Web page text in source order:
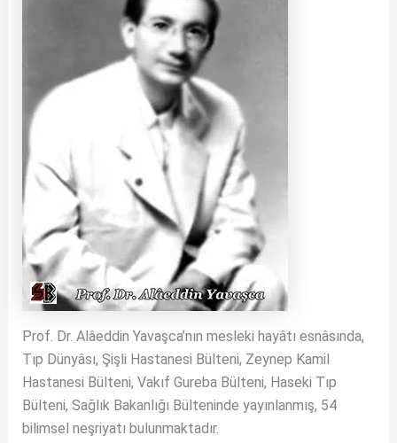
Prof. Dr. Alâeddin Yavaşca’nın mesleki hayâtı esnâsında,
Tıp Dünyâsı, Şişli Hastanesi Bülteni, Zeynep Kamil
Hastanesi Bülteni, Vakıf Gureba Bülteni, Haseki Tıp
Bülteni, Sağlık Bakanlığı Bülteninde yayınlanmış, 54
bilimsel neşriyatı bulunmaktadır.